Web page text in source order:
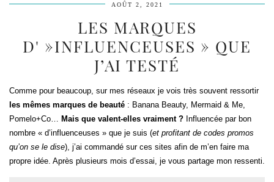
AOÛT 2, 2021
LES MARQUES
D' »INFLUENCEUSES » QUE
J’AI TESTÉ
Comme pour beaucoup, sur mes réseaux je vois très souvent ressortir
les mêmes marques de beauté : Banana Beauty, Mermaid & Me,
Pomelo+Co…
Mais que valent-elles vraiment ? Influencée par bon
nombre « d’influenceuses » que je suis (et profitant de codes promos
qu’on se le dise), j’ai commandé sur ces sites afin de m’en faire ma
propre idée. Après plusieurs mois d’essai, je vous partage mon ressenti.